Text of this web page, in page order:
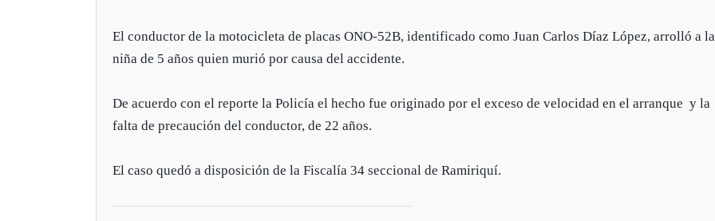
El conductor de la motocicleta de placas ONO-52B, identificado como Juan Carlos Díaz López, arrolló a la
niña de 5 años quien murió por causa del accidente.
De acuerdo con el reporte la Policía el hecho fue originado por el exceso de velocidad en el arranque y la
falta de precaución del conductor, de 22 años.
El caso quedó a disposición de la Fiscalía 34 seccional de Ramiriquí.